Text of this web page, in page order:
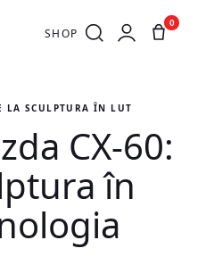
SHOP
0
LA SCULPTURA ÎN LUT LA
CX-60:
în